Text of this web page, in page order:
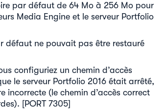
par défaut de 64 Mo à 256 Mo pour
Media Engine et le serveur Portfolio
défaut ne pouvait pas être restauré
configuriez un chemin d’accès
le serveur Portfolio 2016 était arrêté,
incorrecte (le chemin d’accès correct
[PORT 7305]